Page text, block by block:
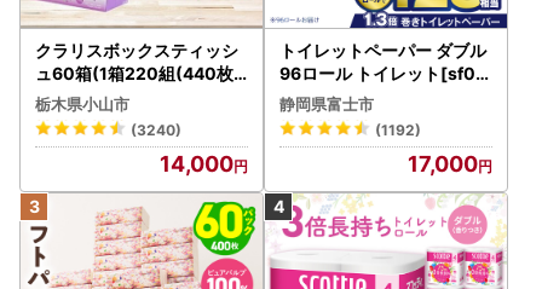
クラリスボックスティッシ
ュ60箱(1箱220組(440枚))
(5個入り×12セット)【配送
不可地域：離島・沖縄県】
【1256759】
栃木県小山市
(3240)
14,000
トイレットペーパー ダブル
96ロール トイレット[sf00
1-012]
静岡県富士市
(1192)
17,000